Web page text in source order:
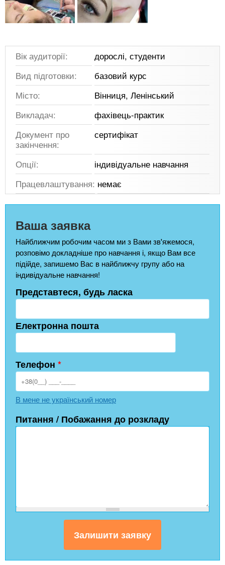
Вік аудиторії:
дорослі, студенти
Вид підготовки:
базовий курс
Місто:
Вінниця, Ленінський
Викладач:
фахівець-практик
Документ про
закінчення:
сертифікат
Опції:
індивідуальне навчання
Працевлаштування: немає
Ваша заявка
Найближчим робочим часом ми з Вами зв'яжемося,
розповімо докладніше про навчання і, якщо Вам все
підійде, запишемо Вас в найближчу групу або на
індивідуальне навчання!
Представтеся, будь ласка
Електронна пошта
Телефон *
В мене не український номер
Питання / Побажання до розкладу